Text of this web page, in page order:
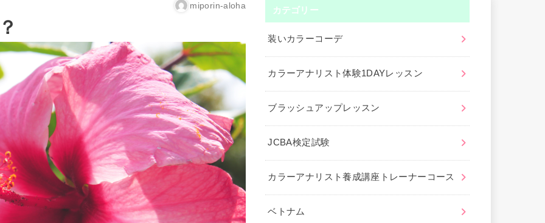
miporin-aloha カテゴリー
装いカラーコーデ
カラーアナリスト体験1DAYレッスン
ブラッシュアップレッスン
JCBA検定試験
カラーアナリスト養成講座トレーナーコース
ベトナム